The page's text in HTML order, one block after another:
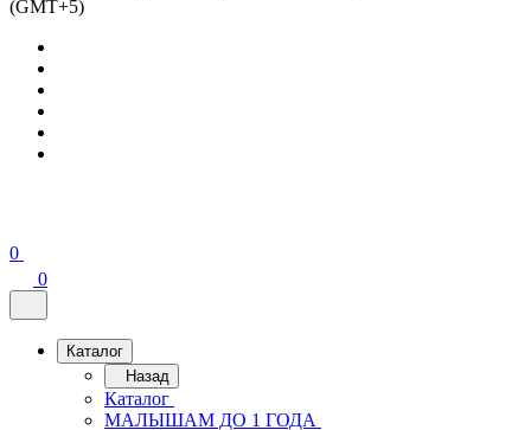
(GMT+5)
0
0
Каталог
Назад
Каталог
МАЛЫШАМ ДО 1 ГОДА